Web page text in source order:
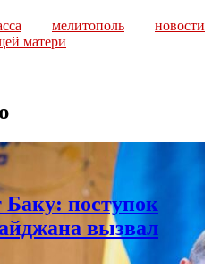
мелитополь
новости
матери
поступок
вызвал